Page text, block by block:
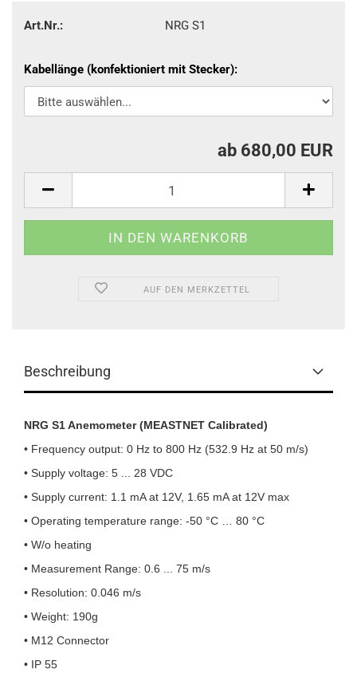
Art.Nr.: NRG S1
Kabellänge (konfektioniert mit Stecker):
ab 680,00 EUR
AUF DEN MERKZETTEL
Beschreibung
NRG S1 Anemometer (MEASTNET Calibrated)
• Frequency output: 0 Hz to 800 Hz (532.9 Hz at 50 m/s)
• Supply voltage: 5 ... 28 VDC
• Supply current: 1.1 mA at 12V, 1.65 mA at 12V max
• Operating temperature range: -50 °C … 80 °C
• W/o heating
• Measurement Range: 0.6 ... 75 m/s
• Resolution: 0.046 m/s
• Weight: 190g
• M12 Connector
• IP 55